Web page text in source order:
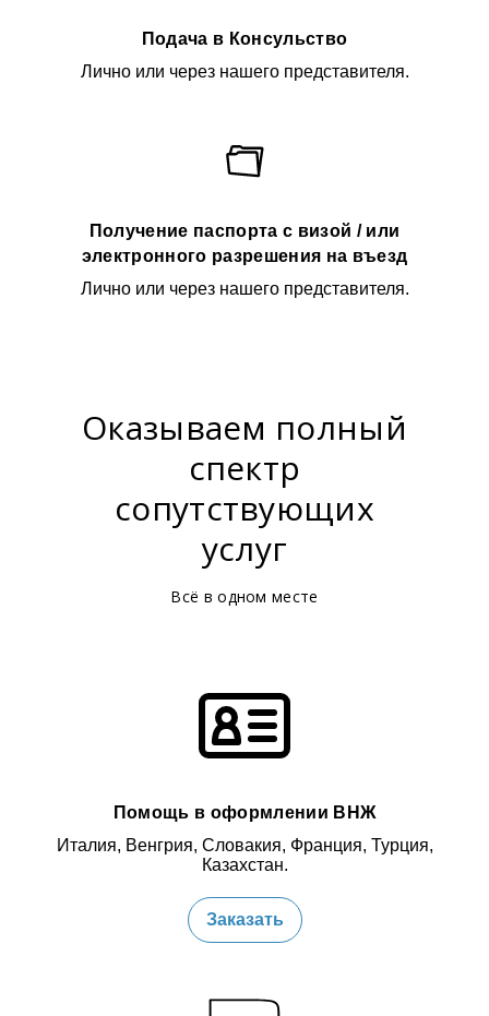
Подача в Консульство
Лично или через нашего представителя.
Получение паспорта с визой / или
электронного разрешения на въезд
Лично или через нашего представителя.
Оказываем полный
спектр
сопутствующих
услуг
Всё в одном месте
Помощь в оформлении ВНЖ
Италия, Венгрия, Словакия, Франция, Турция,
Казахстан.
Заказать